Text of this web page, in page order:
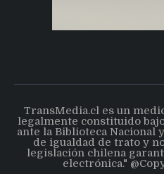
TransMedia.cl es un
legalmente constituido
ante la Biblioteca Nacional
de igualdad de trato y
legislación chilena
electrónica."